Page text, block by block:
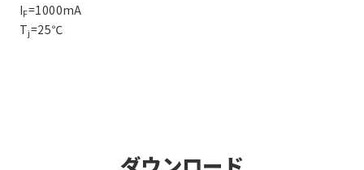
IF=1000mA
Tj=25℃